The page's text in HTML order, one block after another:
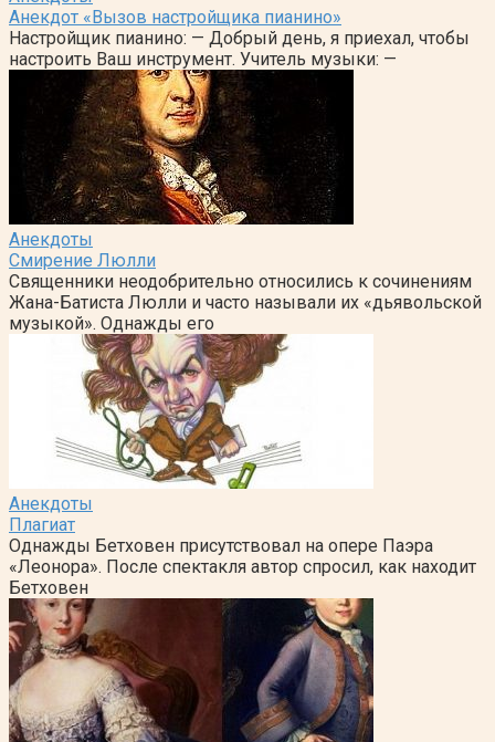
Анекдот «Вызов настройщика пианино»
Настройщик пианино: — Добрый день, я приехал, чтобы
настроить Ваш инструмент. Учитель музыки: —
Анекдоты
Смирение Люлли
Священники неодобрительно относились к сочинениям
Жана-Батиста Люлли и часто называли их «дьявольской
музыкой». Однажды его
Анекдоты
Плагиат
Однажды Бетховен присутствовал на опере Паэра
«Леонора». После спектакля автор спросил, как находит
Бетховен